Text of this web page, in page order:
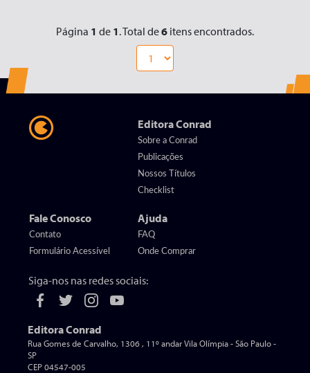
Página 1 de 1. Total de6 itens encontrados.
Editora Conrad
Sobre a Conrad
Publicações
Nossos Títulos
Checklist
Fale Conosco
Contato
Formulário Acessível
Ajuda
FAQ
Onde Comprar
Siga-nos nas redes sociais:
Editora Conrad
Rua Gomes de Carvalho, 1306 , 11º andar Vila Olímpia - São Paulo -
SP
CEP 04547-005